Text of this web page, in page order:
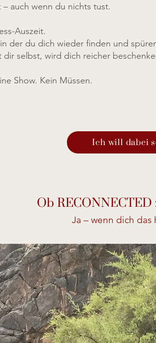
– auch wenn du nichts tust.
Auszeit.
der du dich wieder finden und
selbst, wird dich reicher
Show. Kein Müssen.
Ich will dabei
Ob RECONNECTED
Ja – wenn dich das